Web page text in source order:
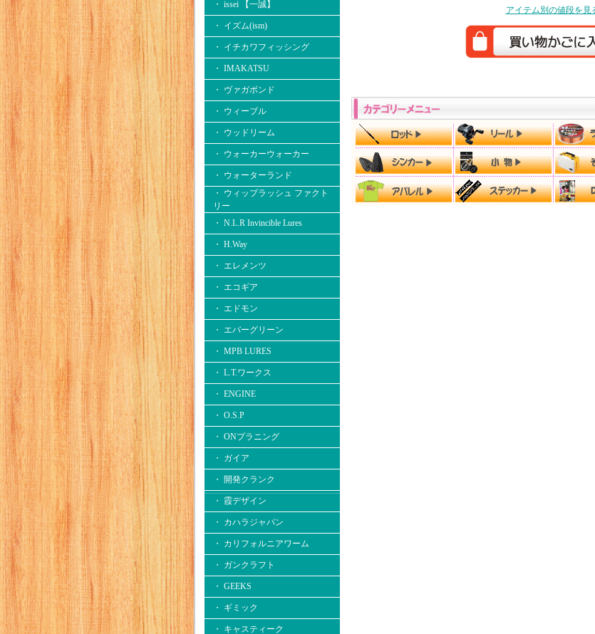
・ issei 【一誠】
・ イズム(ism)
・ イチカワフィッシング
・ IMAKATSU
・ ヴァガボンド
・ ウィーブル
・ ウッドリーム
・ ウォーカーウォーカー
・ ウォーターランド
・ ウィップラッシュ ファクト
リー
・ N.L.R Invincible Lures
・ H.Way
・ エレメンツ
・ エコギア
・ エドモン
・ エバーグリーン
・ MPB LURES
・ L.T.ワークス
・ ENGINE
・ O.S.P
・ ONプラニング
・ ガイア
・ 開発クランク
・ 霞デザイン
・ カハラジャパン
・ カリフォルニアワーム
・ ガンクラフト
・ GEEKS
・ ギミック
・ キャスティーク
アイテム別の値段を見